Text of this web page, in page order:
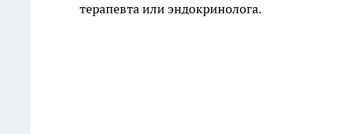
терапевта или эндокринолога.